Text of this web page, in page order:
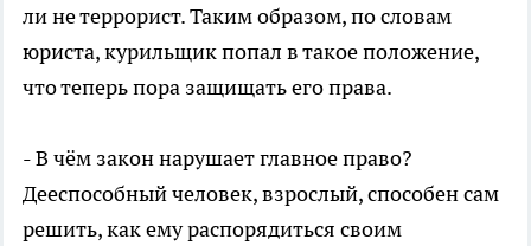
ли не террорист. Таким образом, по словам
юриста, курильщик попал в такое положение,
что теперь пора защищать его права.
- В чём закон нарушает главное право?
Дееспособный человек, взрослый, способен сам
решить, как ему распорядиться своим